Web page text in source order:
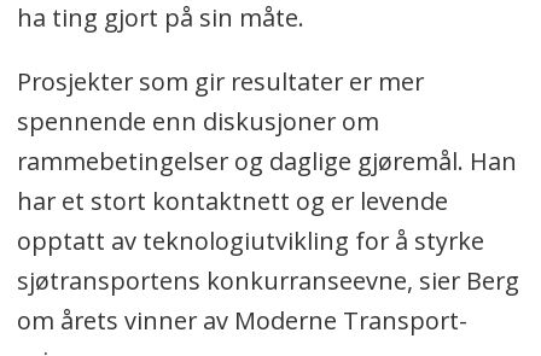
ha ting gjort på sin måte.
Prosjekter som gir resultater er mer
spennende enn diskusjoner om
rammebetingelser og daglige gjøremål. Han
har et stort kontaktnett og er levende
opptatt av teknologiutvikling for å styrke
sjøtransportens konkurranseevne, sier Berg
om årets vinner av Moderne Transport-